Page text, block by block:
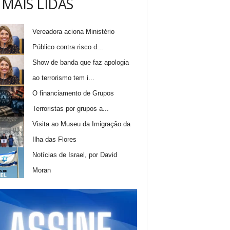
LIDAS
Vereadora aciona Ministério
Público contra risco d...
Show de banda que faz apologia
ao terrorismo tem i...
O financiamento de Grupos
Terroristas por grupos a...
Visita ao Museu da Imigração da
Ilha das Flores
Notícias de Israel, por David
Moran